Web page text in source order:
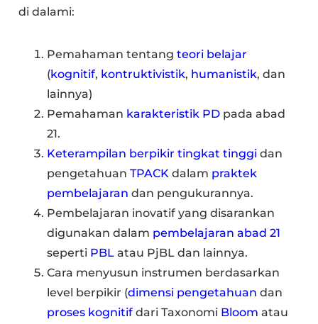
di dalami:
Pemahaman tentangteori belajar
(kognitif, kontruktivistik, humanistik, dan
lainnya)
Pemahaman karakteristik PD pada abad
21.
Keterampilan berpikir tingkat tinggi dan
pengetahuanTPACK dalam praktek
pembelajaran dan pengukurannya.
Pembelajaran inovatif yang disarankan
digunakan dalam pembelajaran abad 21
seperti PBL atau PjBL dan lainnya.
Cara menyusun instrumen berdasarkan
level berpikir (dimensi pengetahuan dan
proses kognitif dari Taxonomi Bloom atau